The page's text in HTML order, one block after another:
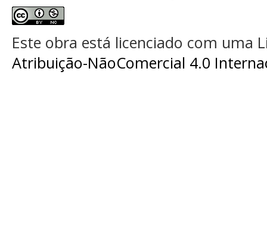
Este obra está licenciado com uma
Atribuição-NãoComercial 4.0